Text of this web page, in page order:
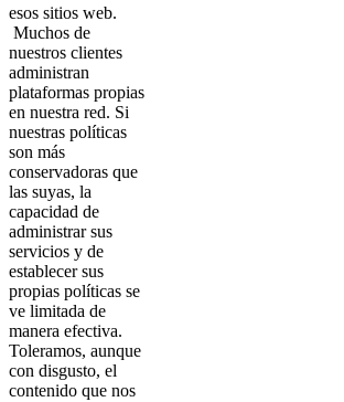
esos sitios web.
Muchos de
nuestros clientes
administran
plataformas propias
en nuestra red. Si
nuestras políticas
son más
conservadoras que
las suyas, la
capacidad de
administrar sus
servicios y de
establecer sus
propias políticas se
ve limitada de
manera efectiva.
Toleramos, aunque
con disgusto, el
contenido que nos